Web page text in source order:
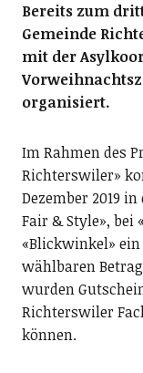
Bereits zum
Gemeinde
mit der
organisiert.
Im Rahmen des
Richterswiler»
Dezember 2019
Fair & Style», bei
«Blickwinkel»
wählbaren
wurden
Richterswiler
können.